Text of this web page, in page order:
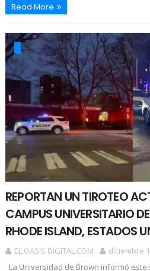
Read More
REPORTAN UN TIROTEO
CAMPUS UNIVERSITARIO
RHODE ISLAND, ESTADOS
EL OASIS DIGITAL.COM
diciembre
La Universidad de Brown informó